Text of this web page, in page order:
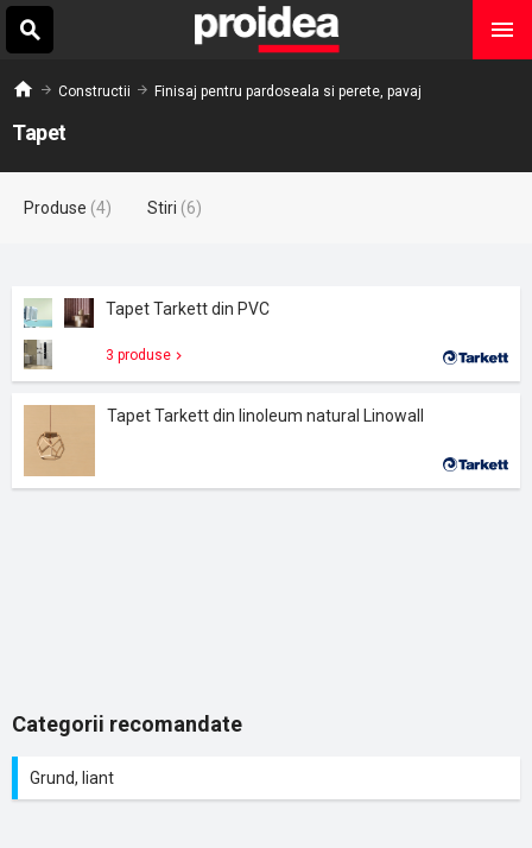
Constructii Finisaj pentru pardoseala si perete, pavaj
Tapet
Produse (4) Stiri (6)
Tapet Tarkett din PVC
3 produse
Tapet Tarkett din linoleum natural Linowall
Categorii recomandate
Grund, liant